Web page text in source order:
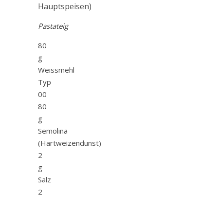
Hauptspeisen)
Pastateig
80
g
Weissmehl
Typ
00
80
g
Semolina
(Hartweizendunst)
2
g
Salz
2